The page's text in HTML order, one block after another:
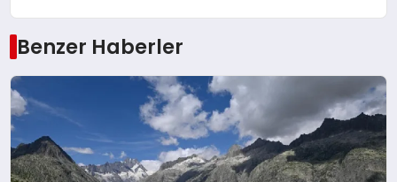
Benzer Haberler